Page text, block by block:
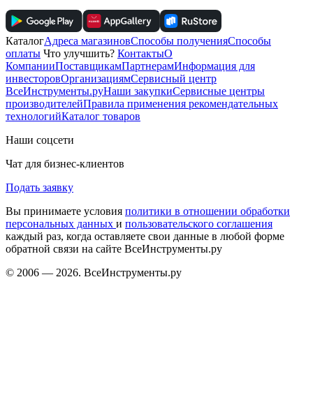
КаталогАдреса магазиновСпособы полученияСпособы
оплаты Что улучшить? КонтактыО
КомпанииПоставщикамПартнерамИнформация для
инвесторовОрганизациямСервисный центр
ВсеИнструменты.руНаши закупкиСервисные центры
производителейПравила применения рекомендательных
технологийКаталог товаров
Наши соцсети
Чат для бизнес-клиентов
Подать заявку
Вы принимаете условия политики в отношении обработки
персональных данных и пользовательского соглашения
каждый раз, когда оставляете свои данные в любой форме
обратной связи на сайте ВсеИнструменты.ру
© 2006 — 2026. ВсеИнструменты.ру